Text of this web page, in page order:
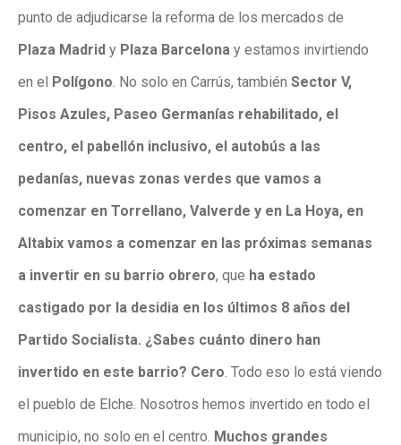
punto de adjudicarse la reforma de los mercados de
Plaza Madrid y Plaza Barcelona y estamos invirtiendo
en el
Polígono. No solo en Carrús, también Sector V,
Pisos Azules, Paseo Germanías rehabilitado, el
centro, el pabellón inclusivo, el autobús a las
pedanías, nuevas zonas verdes que vamos a
comenzar en Torrellano, Valverde y en La Hoya, en
Altabix vamos a comenzar en las próximas semanas
a invertir en su barrio obrero, que ha estado
castigado por la desidia en los últimos 8 años del
Partido Socialista. ¿Sabes cuánto dinero han
invertido en este barrio? Cero. Todo eso lo está viendo
el pueblo de Elche. Nosotros hemos invertido en todo el
municipio, no solo en el centro. Muchos grandes